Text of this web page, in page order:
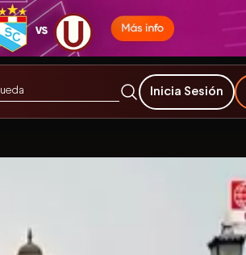
Inicia Sesión